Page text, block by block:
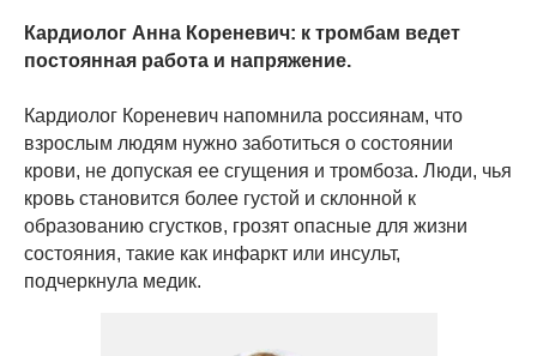
Кардиолог Анна Кореневич: к тромбам ведет
постоянная работа и напряжение.
Кардиолог Кореневич напомнила россиянам, что
взрослым людям нужно заботиться о состоянии
крови, не допуская ее сгущения и тромбоза. Люди, чья
кровь становится более густой и склонной к
образованию сгустков, грозят опасные для жизни
состояния, такие как инфаркт или инсульт,
подчеркнула медик.